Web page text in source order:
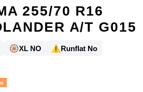
255/70 R16
A/T G015
🛞XL NO ⚠️Runflat No